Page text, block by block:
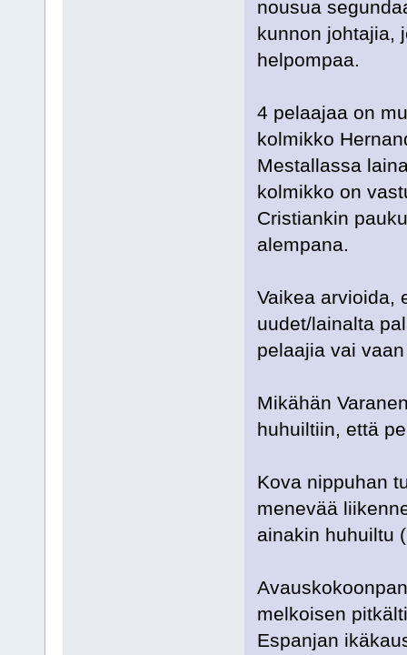
nousua
kunnon johtajia,
helpompaa.
4 pelaajaa on
kolmikko
Mestallassa
kolmikko on
Cristiankin
alempana.
Vaikea arvioida,
uudet/lainalta
pelaajia vai
Mikähän
huhuiltiin, että
Kova nippuhan
menevää
ainakin huhuiltu
melkoisen
Espanjan